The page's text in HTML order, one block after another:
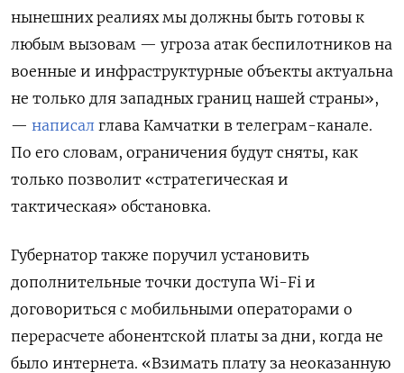
нынешних реалиях мы должны быть готовы к
любым вызовам — угроза атак беспилотников на
военные и инфраструктурные объекты актуальна
не только для западных границ нашей страны»,
— написал глава Камчатки в телеграм-канале.
По его словам, ограничения будут сняты, как
только позволит «стратегическая и
тактическая» обстановка.
Губернатор также поручил установить
дополнительные точки доступа Wi-Fi и
договориться с мобильными операторами о
перерасчете абонентской платы за дни, когда не
было интернета. «Взимать плату за неоказанную